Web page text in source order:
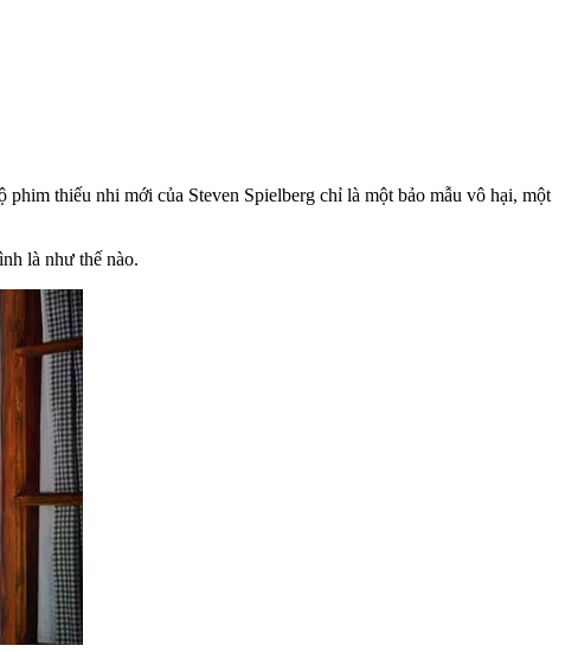
thiếu nhi mới của Steven Spielberg chỉ là một bảo mẫu vô hại, một
là như thế nào.